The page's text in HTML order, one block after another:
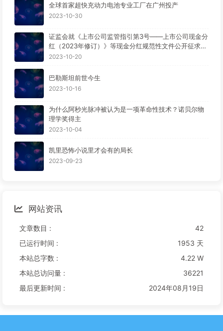
全球首家超快充动力电池专业工厂在广州投产
2023-10-30
证监会就《上市公司监管指引第3号——上市公司现金分
红（2023年修订）》等现金分红规范性文件公开征求意
见。
2023-10-20
巴勒斯坦前世今生
2023-10-16
为什么阿秒光脉冲被认为是一项革命性技术？诺贝尔物
理学奖得主
2023-10-04
凯里恐怖小说里才会有的局长
2023-09-23
网站资讯
文章数目 :
42
已运行时间 :
1953 天
本站总字数 :
4.22 W
本站总访问量 :
36221
最后更新时间 :
2024年08月19日